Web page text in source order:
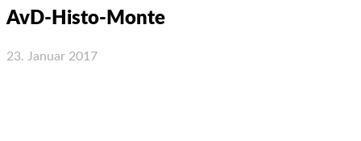
AvD-Histo-Monte
23. Januar 2017